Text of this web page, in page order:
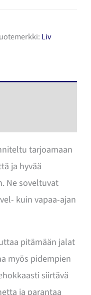
Liv
tarjoamaan
ja hyvää
Ne soveltuvat
kuin vapaa-ajan
pitämään jalat
myös pidempien
siirtävä
ja parantaa